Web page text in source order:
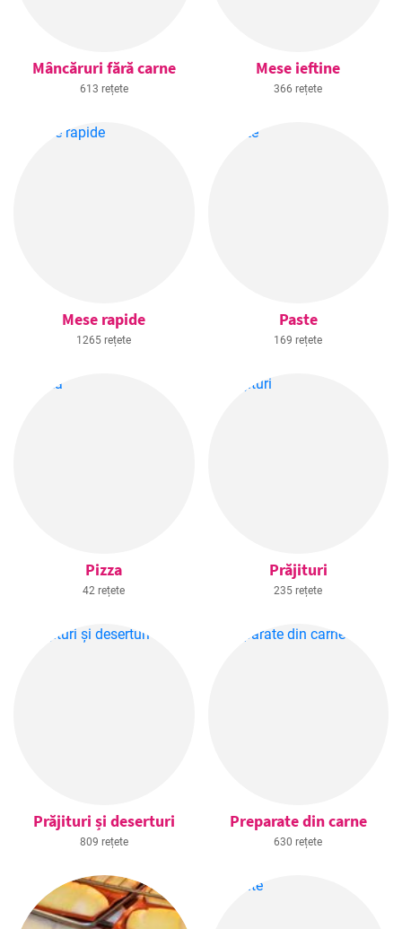
Mâncăruri fără carne
613 rețete
Mese ieftine
366 rețete
Mese rapide
1265 rețete
Paste
169 rețete
Pizza
42 rețete
Prăjituri
235 rețete
Prăjituri și deserturi
809 rețete
Preparate din carne
630 rețete